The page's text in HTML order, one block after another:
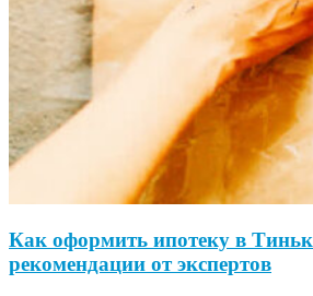
Как оформить ипотеку в
рекомендации от экспертов